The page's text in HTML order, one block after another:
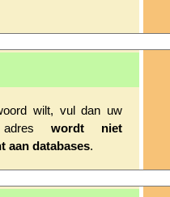
wilt, vul dan uw
adreswordt niet
aan databases.